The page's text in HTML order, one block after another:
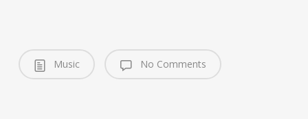
Music No Comments